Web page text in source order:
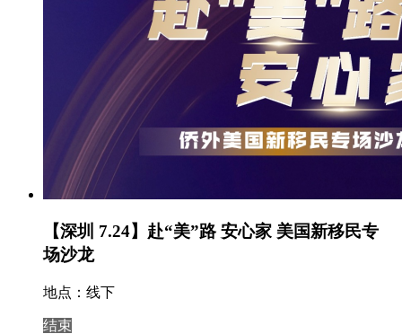
【深圳 7.24】赴“美”路 安心家 美国新移民专
场沙龙
地点：线下
结束